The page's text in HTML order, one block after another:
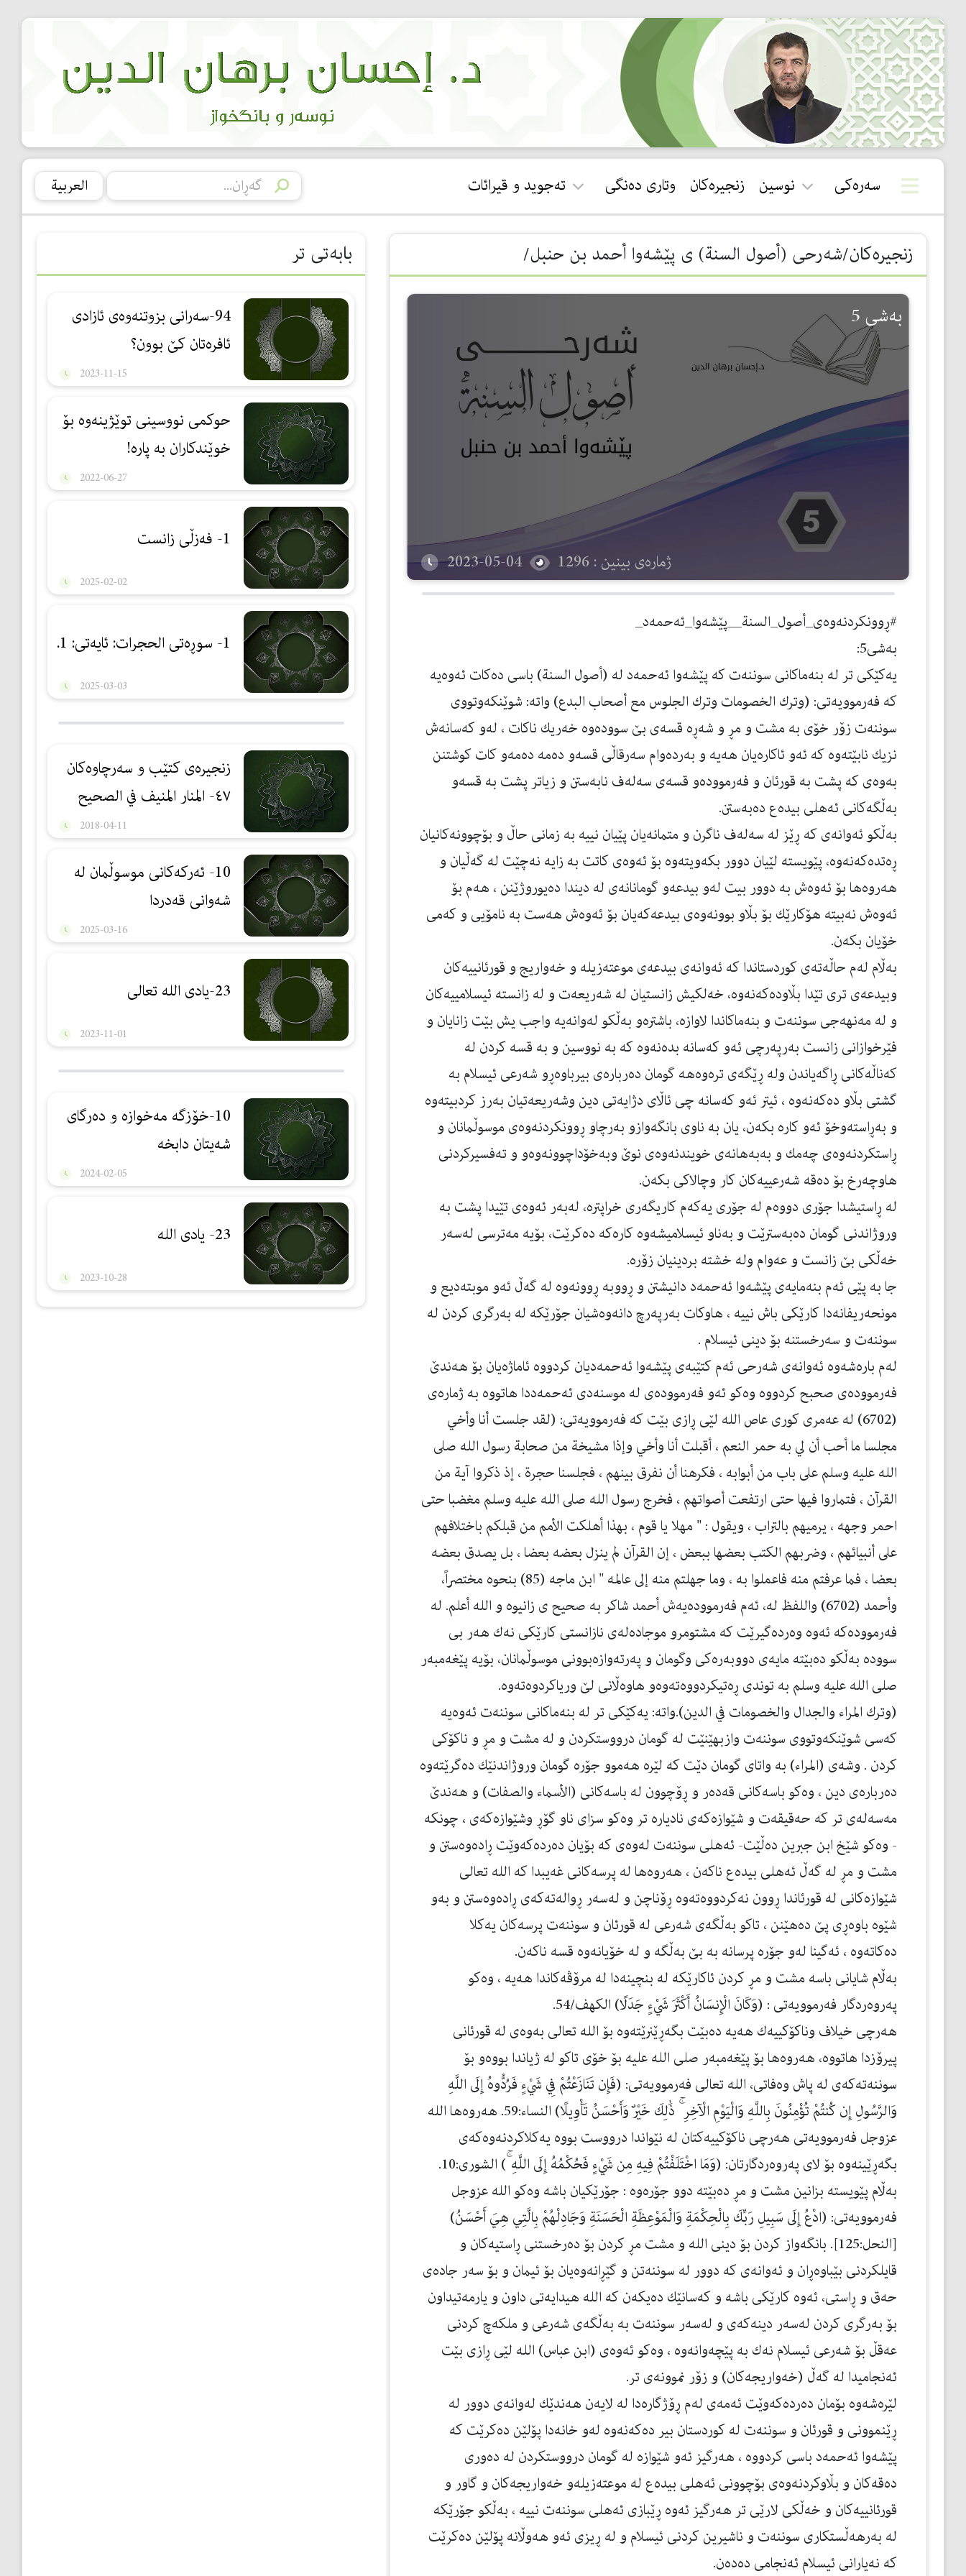
سەرەکی نوسین
قورئان
سوننەت
مێژوو
ئافرەتان
بەبیرداهاتن
زنجیرەکان وتاری دەنگی تەجوید و قیرائات
ئجازەی قورئان خوێندن
جوان خوێندنەوەی سوڕەتی
فاتیحە
شەرحی هۆنراوەی (الجزرية)
زانستی قیرائات
وانەکانی تەجوید
العربیة
زنجیرەکان/شەرحی ‌(أصول السنة) ی پێشەوا ‌‌‌‌‌أحمد بن حنبل/
به‌شی 5
ژمارەی بینین : 1296 2023-05-04
#ڕوونكردنه‌وه‌ی_أصول_السنة__پێشه‌وا_ئه‌حمه‌د_
به‌شی5:
یه‌كێكی تر له‌ بنه‌ماكانی سوننه‌ت كه‌ پێشه‌وا ئه‌حمه‌د له‌ (أصول السنة) باسی ده‌كات ئه‌وه‌یه‌
كه‌ فه‌رموویه‌تی: (وترك الخصومات وترك الجلوس مع أصحاب البدع) واته‌: شوێنكه‌وتووی
سوننه‌ت زۆر خۆی به‌ مشت و مڕ و شه‌ڕه‌ قسه‌ی بێ سووده‌وه‌ خه‌ریك ناكات ، له‌و كه‌سانه‌ش
نزیك نابێته‌وه‌ كه‌ ئه‌و ئاكاره‌یان هه‌یه‌ و به‌رده‌وام سه‌رقاڵی قسه‌و ده‌مه‌ ده‌مه‌و كات كوشتنن
به‌وه‌ی كه‌ پشت به‌ قورئان و فه‌رمووده‌و قسه‌ی سه‌له‌ف نابه‌ستن و زیاتر پشت به‌ قسه‌و
به‌ڵگه‌كانی ئه‌هلی بیده‌ع ده‌به‌ستن.
به‌ڵكو ئه‌وانه‌ی كه‌ ڕێز له‌ سه‌له‌ف ناگرن و متمانه‌یان پێیان نییه‌ به‌ زمانی حاڵ و بۆچوونه‌كانیان
ڕه‌تده‌كه‌نه‌وه‌، پێویسته‌ لێیان دوور بكه‌ویته‌وه‌ بۆ ئه‌وه‌ی كاتت به‌ زایه‌ نه‌چێت له‌ گه‌ڵیان و
هه‌روه‌ها بۆ ئه‌وه‌ش به‌ دوور بیت له‌و بیدعه‌و گومانانه‌ی له‌ دیندا ده‌یوروژێنن ، هه‌م بۆ
ئه‌وه‌ش نه‌بیته‌ هۆكارێك بۆ بڵاو بوونه‌وه‌ی بیدعه‌كه‌یان بۆ ئه‌وه‌ش هه‌ست به‌ نامۆیی و كه‌می
خۆیان بكه‌ن.
به‌ڵام له‌م حاڵه‌ته‌ی كوردستاندا كه‌ ئه‌وانه‌ی بیدعه‌ی موعته‌زیله‌ و خه‌واریج و قورئانییه‌كان
وبیدعەی تری تێدا بڵاوده‌كه‌نه‌وه‌، خه‌لكیش زانستیان له‌ شەریعەت و لە زانستە ئیسلامییەكان
و له‌ مه‌نهه‌جی سوننه‌ت و بنه‌ماكاندا لاوازه‌، باشتره‌و به‌ڵكو له‌وانه‌یه‌ واجب یش بێت زانایان و
فێرخوازانی زانست به‌رپه‌رچی ئه‌و كه‌سانه‌ بده‌نه‌وه‌ كه‌ به‌ نووسین و به‌ قسه‌ كردن له‌
كه‌ناڵه‌كانی ڕاگه‌یاندن ولە ڕێگەی ترەوەهه گومان ده‌رباره‌ی بیرباوه‌ڕو شه‌رعی ئیسلام به‌
گشتی بڵاو ده‌كه‌نه‌وه‌ ، ئیتر ئه‌و كه‌سانه‌ چی ئاڵای دژایه‌تی دین وشەریعەتیان بەرز كردبیتەوە
و بەڕاستەوخۆ ئەو كارە بكەن، یان به‌ ناوی بانگه‌وازو به‌رچاو ڕوونكردنه‌وه‌ی موسوڵمانان و
ڕاستكردنه‌وه‌ی چه‌مك و بەبەهانەی خویندنەوەی نوێ وبەخۆداچوونەوەو و ته‌فسیركردنی
هاوچه‌رخ بۆ ده‌قه‌ شه‌رعییه‌كان كار وچالاكی بكه‌ن.
لە ڕاستیشدا جۆری دووه‌م له‌ جۆری یه‌كه‌م كاریگەری خراپترە، له‌به‌ر ئه‌وه‌ی تێیدا پشت بە
وروژاندنی گومان دەبەسترێت و بەناو ئیسلامیشەوە كارەكە دەكرێت، بۆیە مەترسی لەسەر
خەڵكی بێ زانست و عه‌وام وله‌ خشته‌ بردینیان زۆرە.
جا به‌ پێی ئه‌م بنه‌مایه‌ی پێشه‌وا ئه‌حمه‌د دانیشتن و ڕووبه‌ ڕوونه‌وه‌ له‌ گه‌ڵ ئه‌و موبته‌دیع و
مونحه‌ریفانه‌دا كارێكی باش نییه‌ ، هاوكات به‌رپه‌رچ دانه‌وه‌شیان جۆرێكە لە به‌رگری كردن له‌
سوننه‌ت و سه‌رخستنه‌ بۆ دینی ئیسلام .
له‌م باره‌شه‌وه‌ ئه‌وانه‌ی شه‌رحی ئه‌م كتێبه‌ی پێشه‌وا ئه‌حمه‌دیان كردووه‌ ئاماژه‌یان بۆ هه‌ندێ
فه‌رمووده‌ی صحبح كردووه‌ وه‌كو ئه‌و فه‌رمووده‌ی له‌ موسنه‌دی ئه‌حمه‌ددا هاتووه‌ به‌ ژماره‌ی
(6702) له‌ عه‌مری كوری عاص الله لێی ڕازی بێت كه‌ فه‌رموویه‌تی: (لقد جلست أنا وأخي
مجلسا ما أحب أن لي به حمر النعم ، أقبلت أنا وأخي وإذا مشيخة من صحابة رسول الله صلى
الله عليه وسلم على باب من أبوابه ، فكرهنا أن نفرق بينهم ، فجلسنا حجرة ، إذ ذكروا آية من
القرآن ، فتماروا فيها حتى ارتفعت أصواتهم ، فخرج رسول الله صلى الله عليه وسلم مغضبا حتى
احمر وجهه ، يرميهم بالتراب ، ويقول : " مهلا يا قوم ، بهذا أهلكت الأمم من قبلكم باختلافهم
على أنبيائهم ، وضربهم الكتب بعضها ببعض ، إن القرآن لم ينزل بعضه بعضا ، بل يصدق بعضه
بعضا ، فما عرفتم منه فاعملوا به ، وما جهلتم منه إلى عالمه " ابن ماجه (85) بنحوه مختصراً،
وأحمد (6702) واللفظ له، ئه‌م فه‌رمووده‌یه‌ش أحمد شاكر به‌ صحیح ی زانیوه‌ و الله أعلم. لە
فەرموودەكە ئەوە وەردەگیرێت كە مشتومرو موجادەلەی نازانستی كارێكی نەك هەر بی
سوودە بەڵكو دەبێتە مایەی دووبەرەكی وگومان و پەرتەوازەبوونی موسوڵمانان، بۆیە پێغەمبەر
صلی الله علیه وسلم بە توندی ڕەتیكردووەتەوەو هاوەڵانی لێ وریاكردوەتەوە.
(وترك المراء والجدال والخصومات في الدین).واته‌: یه‌كێكی تر له‌ بنه‌ماكانی سوننه‌ت ئه‌وه‌یه‌
كه‌سی شوێنكه‌وتووی سوننه‌ت وازبهێنێت له‌ گومان درووستكردن و له‌ مشت و مڕ و ناكۆكی
كردن . وشه‌ی (المراء) به‌ واتای گومان دێت كه‌ لێره‌ هه‌موو جۆره‌ گومان وروژاندنێك ده‌گرێته‌وه‌
ده‌رباره‌ی دین ، وه‌كو باسه‌كانی قه‌ده‌ر و ڕۆچوون له‌ باسه‌كانی (الأسماء والصفات) و هەندێ
مه‌سه‌له‌ی تر كە حەقیقەت و شێوازەكەی نادیاره‌ تر وه‌كو سزای ناو گۆڕ وشێوازه‌كه‌ی ، چونكه‌
- وه‌كو شێخ ابن جبرین دەڵێت- ئه‌هلی سوننه‌ت له‌وه‌ی كه‌ بۆیان ده‌رده‌كه‌وێت ڕاده‌وه‌ستن و
مشت و مڕ له‌ گه‌ڵ ئه‌هلی بیده‌ع ناكه‌ن ، هه‌روه‌ها له‌ پرسه‌كانی غه‌یبدا كه‌ الله تعالی
شێوازه‌كانی له‌ قورئاندا ڕوون نه‌كردووه‌ته‌وه‌ ڕۆناچن و له‌سه‌ر ڕواله‌ته‌كه‌ی ڕاده‌وه‌ستن و به‌و
شێوه‌ باوه‌ڕی پێ ده‌هێنن ، تاكو به‌ڵگه‌ی شه‌رعی له‌ قورئان و سوننه‌ت پرسه‌كان یه‌كلا
ده‌كاته‌وه‌ ، ئه‌گینا له‌و جۆره‌ پرسانه‌ به‌ بێ به‌ڵگه‌ و له‌ خۆیانه‌وه‌ قسه‌ ناكه‌ن.
به‌ڵام شایانی باسه‌ مشت و مڕ كردن ئاكارێكه‌ له‌ بنچینه‌دا له‌ مرۆڤه‌كاندا هه‌یه‌ ، وه‌كو
پەروەردگار فه‌رموویه‌تی : (وَكَانَ الْإِنسَانُ أَكْثَرَ شَيْءٍ جَدَلًا) الكهف/54.
هەرچی خیلاف وناكۆكییەك هەیە دەبێت بگەڕێنرێتەوە بۆ الله تعالی بەوەی لە قورئانی
پیرۆزدا هاتووە، هەروەها بۆ پێغەمبەر صلی الله علیه بۆ خۆی تاكو لە ژیاندا بووەو بۆ
سوننەتەكەی لە پاش وەفاتی، الله تعالی فەرموویەتی: (فَإِن تَنَازَعْتُمْ فِي شَيْءٍ فَرُدُّوهُ إِلَى اللَّهِ
وَالرَّسُولِ إِن كُنتُمْ تُؤْمِنُونَ بِاللَّهِ وَالْيَوْمِ الْآخِرِ ۚ ذَٰلِكَ خَيْرٌ وَأَحْسَنُ تَأْوِيلًا) النساء:59. هەروەها الله
عزوجل فەرموویەتی هەرچی ناكۆكییەكتان لە نێواندا درووست بووە یەكلاكردنەوەكەی
بگەڕێینەوە بۆ لای پەروەردگارتان: (وَمَا اخْتَلَفْتُمْ فِيهِ مِن شَيْءٍ فَحُكْمُهُ إِلَى اللَّهِ ۚ) الشوری:10.
به‌ڵام پێویسته‌ بزانین مشت و مڕ ده‌بێته‌ دوو جۆره‌وه‌ : جۆرێكیان باشه‌ وه‌كو الله عزوجل
فه‌رموویه‌تی: (ادْعُ إِلَى سَبِيلِ رَبِّكَ بِالْحِكْمَةِ وَالْمَوْعِظَةِ الْحَسَنَةِ وَجَادِلْهُمْ بِالَّتِي هِيَ أَحْسَنُ)
[النحل:125]. بانگه‌واز كردن بۆ دینی الله و مشت مڕ كردن بۆ ده‌رخستنی ڕاستیه‌كان و
قایلكردنی بێباوه‌ڕان و ئه‌وانه‌ی كه‌ دوور له‌ سوننه‌تن و گێڕانه‌وه‌یان بۆ ئیمان و بۆ سه‌ر جاده‌ی
حه‌ق و ڕاستی، ئه‌وه‌ كارێكی باشه‌ و كه‌سانێك ده‌یكه‌ن كه‌ الله هیدایه‌تی داون و یارمه‌تیداون
بۆ به‌رگری كردن له‌سه‌ر دینه‌كه‌ی و له‌سه‌ر سوننه‌ت به‌ به‌ڵگه‌ی شه‌رعی و ملكه‌چ كردنی
عه‌قڵ بۆ شه‌رعی ئیسلام نه‌ك به‌ پێچه‌وانه‌وه‌ ، وه‌كو ئه‌وه‌ی (ابن عباس) الله لێی ڕازی بێت
ئه‌نجامیدا له‌ گه‌ڵ (خه‌واریجه‌كان) و زۆر نموونه‌ی تر.
لێره‌شه‌وه‌ بۆمان ده‌رده‌كه‌وێت ئه‌مه‌ی له‌م ڕۆژگاره‌دا له‌ لایه‌ن هه‌ندێك له‌وانه‌ی دوور له‌
ڕێنموونی و قورئان و سوننه‌ت له‌ كوردستان بیر ده‌كه‌نه‌وه‌ له‌و خانه‌دا پۆلێن ده‌كرێت كه‌
پێشه‌وا ئه‌حمه‌د باسی كردووه‌ ، هه‌رگیز ئه‌و شێوازه‌ له‌ گومان درووستكردن له‌ ده‌وری
ده‌قه‌كان و بڵاوكردنه‌وه‌ی بۆچوونی ئه‌هلی بیده‌ع له‌ موعته‌زیله‌و خه‌واریجه‌كان و گاور و
قورئانییه‌كان و خه‌ڵكی لارێی تر هه‌رگیز ئه‌وه‌ ڕێبازی ئه‌هلی سوننه‌ت نییه‌ ، به‌ڵكو جۆرێكه‌
له‌ به‌رهه‌ڵستكاری سوننه‌ت و ناشیرین كردنی ئیسلام و له‌ ڕیزی ئه‌و هه‌وڵانه‌ پۆلێن ده‌كرێت
كه‌ نه‌یارانی ئیسلام ئه‌نجامی ده‌ده‌ن.
بابەتی تر
94-سەرانی بزوتنەوەی ئازادی
ئافرەتان كێ بوون؟
2023-11-15
حوكمی نووسینی توێژینەوە بۆ
خوێندكاران بە پارە!
2022-06-27
1- فەزڵی زانست
2025-02-02
1- سوڕەتی الحجرات: ئایەتی: 1.
2025-03-03
زنجیرەی کتێب و سەرچاوەکان
٤٧- المنار المنيف في الصحيح
2018-04-11
10- ئەركەكانی موسوڵمان لە
شەوانی قەدردا
2025-03-16
23-یادی اللە تعالی
2023-11-01
10-خۆزگە مەخوازە و دەرگای
شەیتان دابخە
2024-02-05
23- یادی اللە
2023-10-28